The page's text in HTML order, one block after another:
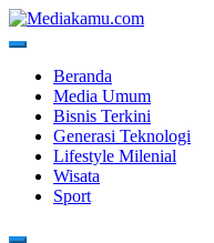
Skip
to
Media Terkini
Beranda
Media Umum
Bisnis Terkini
Generasi Teknologi
Lifestyle Milenial
Wisata
Sport